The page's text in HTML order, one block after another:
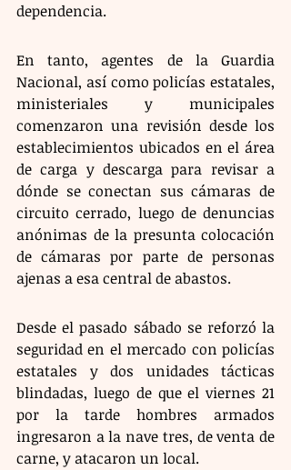
dependencia.
En tanto, agentes de la Guardia
Nacional, así como policías estatales,
ministeriales y municipales
comenzaron una revisión desde los
establecimientos ubicados en el área
de carga y descarga para revisar a
dónde se conectan sus cámaras de
circuito cerrado, luego de denuncias
anónimas de la presunta colocación
de cámaras por parte de personas
ajenas a esa central de abastos.
Desde el pasado sábado se reforzó la
seguridad en el mercado con policías
estatales y dos unidades tácticas
blindadas, luego de que el viernes 21
por la tarde hombres armados
ingresaron a la nave tres, de venta de
carne, y atacaron un local.